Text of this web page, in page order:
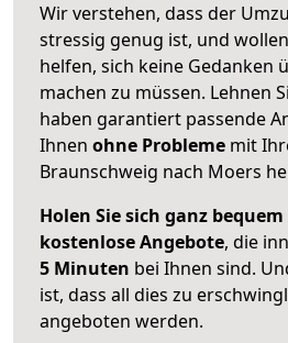
Wir verstehen, dass der
stressig genug ist, und
helfen, sich keine Gedanken
machen zu müssen. Lehnen
haben garantiert passende
Ihnen ohne Probleme mit
Braunschweig nach Moers
Holen Sie sich ganz
kostenlose Angebote, die
5 Minuten bei Ihnen sind.
ist, dass all dies zu
angeboten werden.